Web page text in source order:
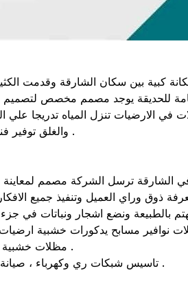
كبية بين سكان الشارقة وقدمت
للحديقة يوجد مصمم مخصص لتصميم
في الارضيات تنزل المياه تدريجا
والغلق توفير فني متخصص لصيانة المسابخ وخزانات المياه .
- مظلات خشبية واسوار زجاجية استراحات ومنطقة العاب .
- تاسيس شبكات ري وكهرباء ، صيانة شاملة للحديقة تقليم وزرع اشجار النخيل .